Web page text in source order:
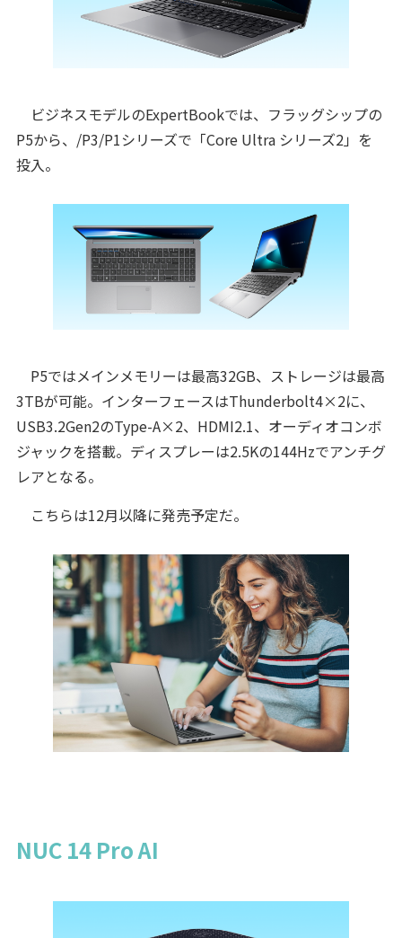
ビジネスモデルのExpertBookでは、フラッグシップの
P5から、/P3/P1シリーズで「Core Ultra シリーズ2」を
投入。
P5ではメインメモリーは最高32GB、ストレージは最高
3TBが可能。インターフェースはThunderbolt4×2に、
USB3.2Gen2のType-A×2、HDMI2.1、オーディオコンボ
ジャックを搭載。ディスプレーは2.5Kの144Hzでアンチグ
レアとなる。
こちらは12月以降に発売予定だ。
NUC 14 Pro AI